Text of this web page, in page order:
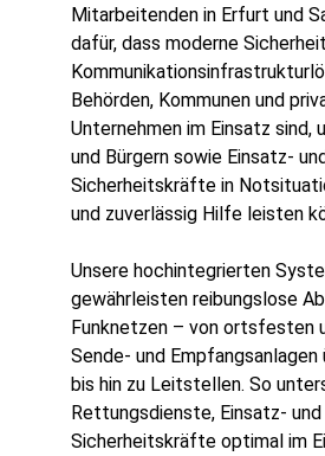
Mitarbeitenden in Erfurt und
dafür, dass moderne
Behörden, Kommunen und
Unternehmen im Einsatz sind,
und Bürgern sowie Einsatz-
Sicherheitskräfte in
und zuverlässig Hilfe leisten
Unsere hochintegrierten
gewährleisten reibungslose
Funknetzen – von ortsfesten
Sende- und
bis hin zu Leitstellen. So
Rettungsdienste, Einsatz- und
Sicherheitskräfte optimal im